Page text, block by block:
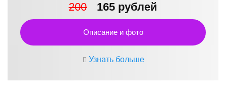
200 165 рублей
Описание и фото
Узнать больше